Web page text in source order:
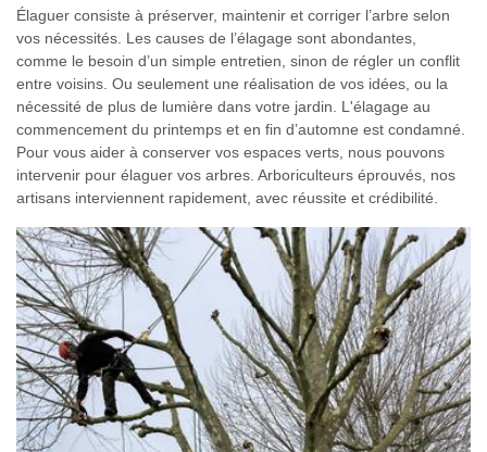
Élaguer consiste à préserver, maintenir et corriger l’arbre selon
vos nécessités. Les causes de l’élagage sont abondantes,
comme le besoin d’un simple entretien, sinon de régler un conflit
entre voisins. Ou seulement une réalisation de vos idées, ou la
nécessité de plus de lumière dans votre jardin. L'élagage au
commencement du printemps et en fin d’automne est condamné.
Pour vous aider à conserver vos espaces verts, nous pouvons
intervenir pour élaguer vos arbres. Arboriculteurs éprouvés, nos
artisans interviennent rapidement, avec réussite et crédibilité.